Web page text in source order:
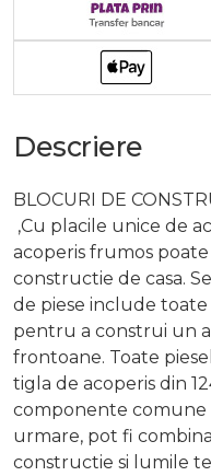
Descriere
BLOCURI DE
,Cu placile unice de
acoperis frumos
constructie de casa.
de piese include
pentru a construi un
frontoane. Toate
tigla de acoperis din
componente comune
urmare, pot fi
constructie si lumile